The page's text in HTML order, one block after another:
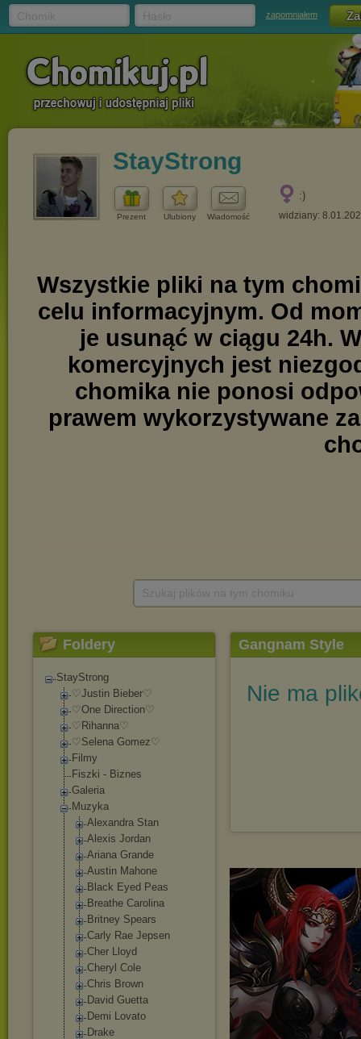
zapomniałem
StayStrong
Prezent Ulubiony Wiadomość
:)
widziany:
Foldery
StayStrong
♡Justin Bieber♡
♡One Direction♡
♡Rihanna♡
♡Selena Gomez♡
Filmy
Fiszki - Biznes
Galeria
Muzyka
Alexandra Stan
Alexis Jordan
Ariana Grande
Austin Mahone
Black Eyed Peas
Breathe Carolina
Britney Spears
Carly Rae Jepsen
Cher Lloyd
Cheryl Cole
Chris Brown
David Guetta
Demi Lovato
Drake
Gangnam Style
Nie ma